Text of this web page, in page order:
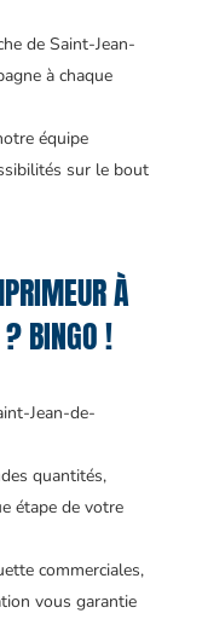
de Saint-Jean-
à chaque
équipe
sur le bout
À
BINGO !
Jean-de-
quantités,
étape de votre
commerciales,
vous garantie